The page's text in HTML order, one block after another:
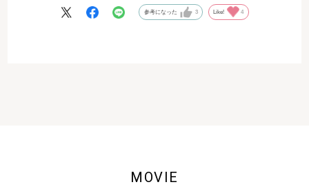
参考になった 3 Like! 4
MOVIE